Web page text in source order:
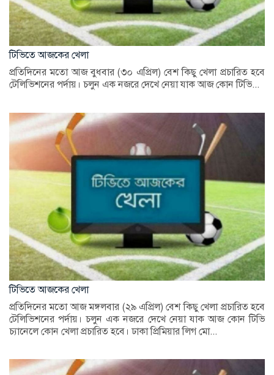
টিভিতে আজকের খেলা
প্রতিদিনের মতো আজ বুধবার (৩০ এপ্রিল) বেশ কিছু খেলা প্রচারিত হবে
টেলিভিশনের পর্দায়। চলুন এক নজরে দেখে নেয়া যাক আজ কোন টিভি...
টিভিতে আজকের খেলা
প্রতিদিনের মতো আজ মঙ্গলবার (২৯ এপ্রিল) বেশ কিছু খেলা প্রচারিত হবে
টেলিভিশনের পর্দায়। চলুন এক নজরে দেখে নেয়া যাক আজ কোন টিভি
চ্যানেলে কোন খেলা প্রচারিত হবে। ঢাকা প্রিমিয়ার লিগ মো...